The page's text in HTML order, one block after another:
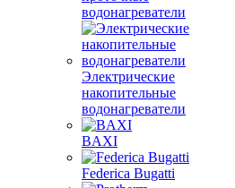
водонагреватели
Электрические
накопительные
водонагреватели
BAXI
Federica Bugatti